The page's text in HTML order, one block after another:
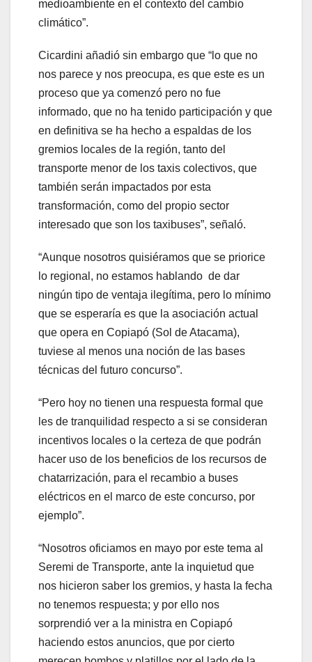
medioambiente en el contexto del cambio
climático”.
Cicardini añadió sin embargo que “lo que no
nos parece y nos preocupa, es que este es un
proceso que ya comenzó pero no fue
informado, que no ha tenido participación y que
en definitiva se ha hecho a espaldas de los
gremios locales de la región, tanto del
transporte menor de los taxis colectivos, que
también serán impactados por esta
transformación, como del propio sector
interesado que son los taxibuses”, señaló.
“Aunque nosotros quisiéramos que se priorice
lo regional, no estamos hablando de dar
ningún tipo de ventaja ilegítima, pero lo mínimo
que se esperaría es que la asociación actual
que opera en Copiapó (Sol de Atacama),
tuviese al menos una noción de las bases
técnicas del futuro concurso”.
“Pero hoy no tienen una respuesta formal que
les de tranquilidad respecto a si se consideran
incentivos locales o la certeza de que podrán
hacer uso de los beneficios de los recursos de
chatarrización, para el recambio a buses
eléctricos en el marco de este concurso, por
ejemplo”.
“Nosotros oficiamos en mayo por este tema al
Seremi de Transporte, ante la inquietud que
nos hicieron saber los gremios, y hasta la fecha
no tenemos respuesta; y por ello nos
sorprendió ver a la ministra en Copiapó
haciendo estos anuncios, que por cierto